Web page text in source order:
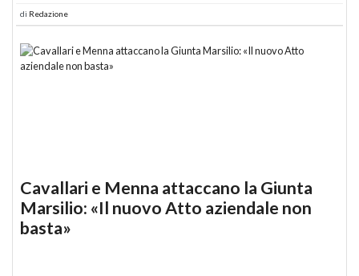
di Redazione
Cavallari e Menna attaccano la Giunta
Marsilio: «Il nuovo Atto aziendale non
basta»